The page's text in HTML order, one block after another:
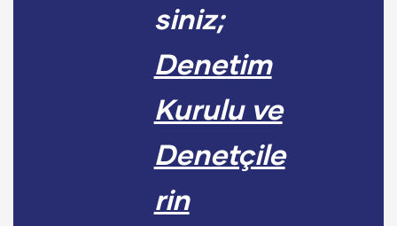
siniz;
Denetim
Kurulu ve
Denetçile
rin